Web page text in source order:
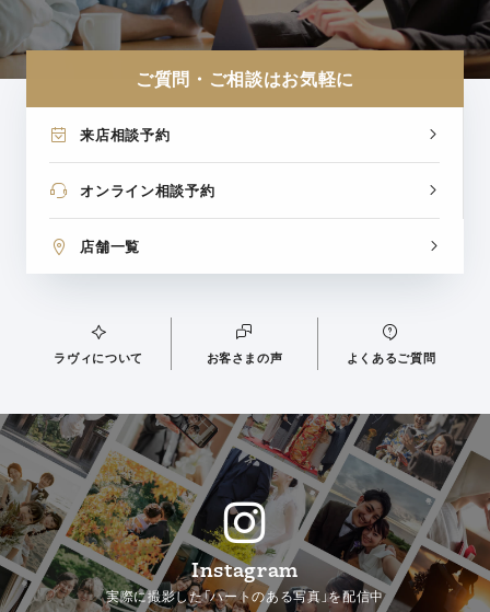
ご質問・ご相談はお気軽に
来店相談予約
オンライン相談予約
店舗一覧
ラヴィについて お客さまの声 よくあるご質問
Instagram
実際に撮影した「ハートのある写真」を配信中